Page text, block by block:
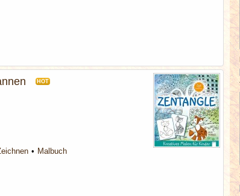
HOT
Malbuch